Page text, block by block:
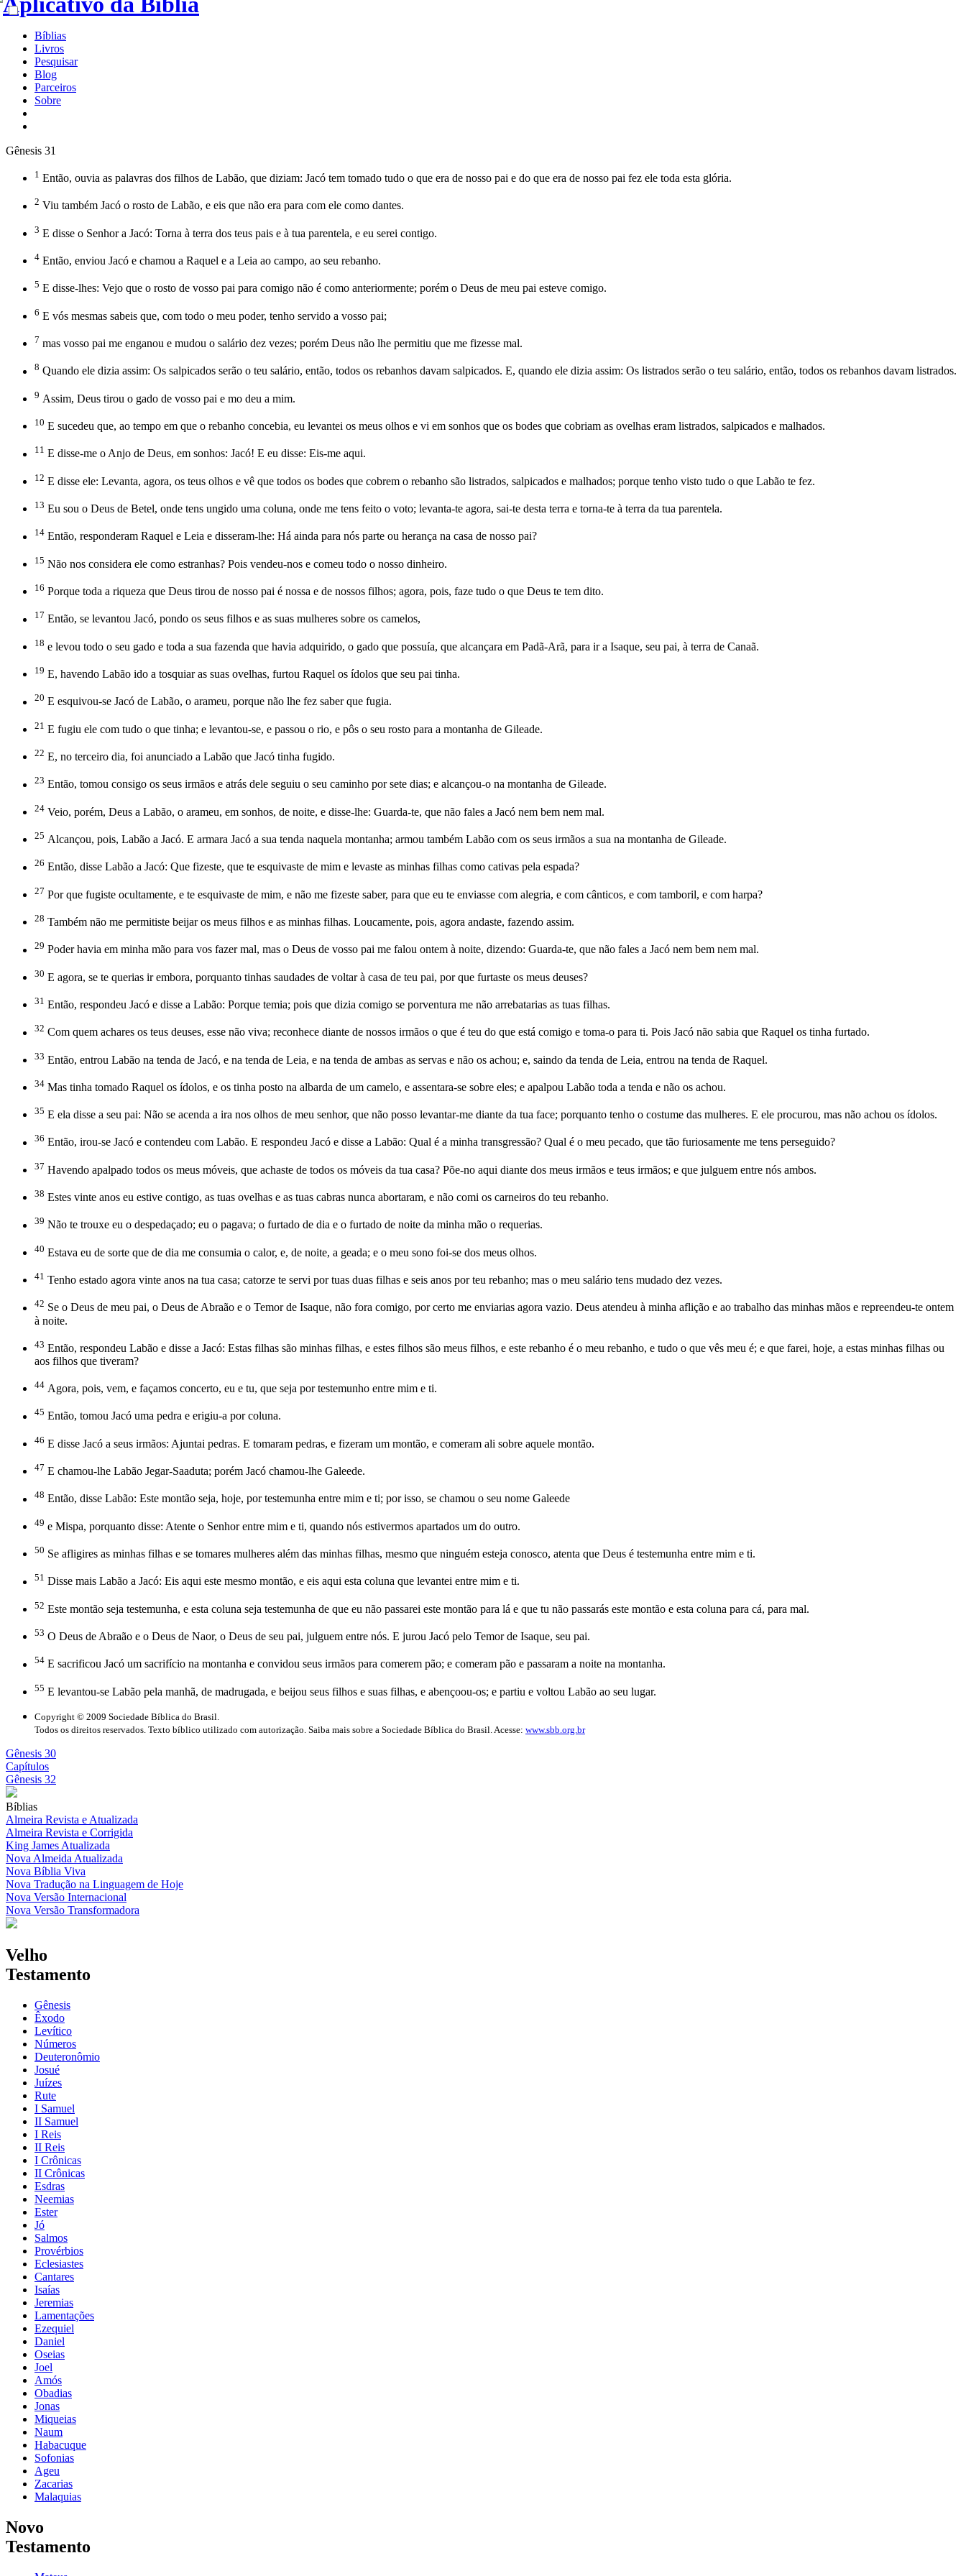
Bíblias
Livros
Pesquisar
Blog
Parceiros
Sobre
Gênesis 31
1 Então, ouvia as palavras dos filhos de Labão, que diziam: Jacó tem tomado tudo o que era de nosso pai e do que era de nosso pai fez ele toda esta glória.
2 Viu também Jacó o rosto de Labão, e eis que não era para com ele como dantes.
3 E disse o Senhor a Jacó: Torna à terra dos teus pais e à tua parentela, e eu serei contigo.
4 Então, enviou Jacó e chamou a Raquel e a Leia ao campo, ao seu rebanho.
5 E disse-lhes: Vejo que o rosto de vosso pai para comigo não é como anteriormente; porém o Deus de meu pai esteve comigo.
6 E vós mesmas sabeis que, com todo o meu poder, tenho servido a vosso pai;
7 mas vosso pai me enganou e mudou o salário dez vezes; porém Deus não lhe permitiu que me fizesse mal.
8 Quando ele dizia assim: Os salpicados serão o teu salário, então, todos os rebanhos davam salpicados. E, quando ele dizia assim: Os listrados serão o teu salário, então, todos os rebanhos davam listrados.
9 Assim, Deus tirou o gado de vosso pai e mo deu a mim.
10 E sucedeu que, ao tempo em que o rebanho concebia, eu levantei os meus olhos e vi em sonhos que os bodes que cobriam as ovelhas eram listrados, salpicados e malhados.
11 E disse-me o Anjo de Deus, em sonhos: Jacó! E eu disse: Eis-me aqui.
12 E disse ele: Levanta, agora, os teus olhos e vê que todos os bodes que cobrem o rebanho são listrados, salpicados e malhados; porque tenho visto tudo o que Labão te fez.
13 Eu sou o Deus de Betel, onde tens ungido uma coluna, onde me tens feito o voto; levanta-te agora, sai-te desta terra e torna-te à terra da tua parentela.
14 Então, responderam Raquel e Leia e disseram-lhe: Há ainda para nós parte ou herança na casa de nosso pai?
15 Não nos considera ele como estranhas? Pois vendeu-nos e comeu todo o nosso dinheiro.
16 Porque toda a riqueza que Deus tirou de nosso pai é nossa e de nossos filhos; agora, pois, faze tudo o que Deus te tem dito.
17 Então, se levantou Jacó, pondo os seus filhos e as suas mulheres sobre os camelos,
18 e levou todo o seu gado e toda a sua fazenda que havia adquirido, o gado que possuía, que alcançara em Padã-Arã, para ir a Isaque, seu pai, à terra de Canaã.
19 E, havendo Labão ido a tosquiar as suas ovelhas, furtou Raquel os ídolos que seu pai tinha.
20 E esquivou-se Jacó de Labão, o arameu, porque não lhe fez saber que fugia.
21 E fugiu ele com tudo o que tinha; e levantou-se, e passou o rio, e pôs o seu rosto para a montanha de Gileade.
22 E, no terceiro dia, foi anunciado a Labão que Jacó tinha fugido.
23 Então, tomou consigo os seus irmãos e atrás dele seguiu o seu caminho por sete dias; e alcançou-o na montanha de Gileade.
24 Veio, porém, Deus a Labão, o arameu, em sonhos, de noite, e disse-lhe: Guarda-te, que não fales a Jacó nem bem nem mal.
25 Alcançou, pois, Labão a Jacó. E armara Jacó a sua tenda naquela montanha; armou também Labão com os seus irmãos a sua na montanha de Gileade.
26 Então, disse Labão a Jacó: Que fizeste, que te esquivaste de mim e levaste as minhas filhas como cativas pela espada?
27 Por que fugiste ocultamente, e te esquivaste de mim, e não me fizeste saber, para que eu te enviasse com alegria, e com cânticos, e com tamboril, e com harpa?
28 Também não me permitiste beijar os meus filhos e as minhas filhas. Loucamente, pois, agora andaste, fazendo assim.
29 Poder havia em minha mão para vos fazer mal, mas o Deus de vosso pai me falou ontem à noite, dizendo: Guarda-te, que não fales a Jacó nem bem nem mal.
30 E agora, se te querias ir embora, porquanto tinhas saudades de voltar à casa de teu pai, por que furtaste os meus deuses?
31 Então, respondeu Jacó e disse a Labão: Porque temia; pois que dizia comigo se porventura me não arrebatarias as tuas filhas.
32 Com quem achares os teus deuses, esse não viva; reconhece diante de nossos irmãos o que é teu do que está comigo e toma-o para ti. Pois Jacó não sabia que Raquel os tinha furtado.
33 Então, entrou Labão na tenda de Jacó, e na tenda de Leia, e na tenda de ambas as servas e não os achou; e, saindo da tenda de Leia, entrou na tenda de Raquel.
34 Mas tinha tomado Raquel os ídolos, e os tinha posto na albarda de um camelo, e assentara-se sobre eles; e apalpou Labão toda a tenda e não os achou.
35 E ela disse a seu pai: Não se acenda a ira nos olhos de meu senhor, que não posso levantar-me diante da tua face; porquanto tenho o costume das mulheres. E ele procurou, mas não achou os ídolos.
36 Então, irou-se Jacó e contendeu com Labão. E respondeu Jacó e disse a Labão: Qual é a minha transgressão? Qual é o meu pecado, que tão furiosamente me tens perseguido?
37 Havendo apalpado todos os meus móveis, que achaste de todos os móveis da tua casa? Põe-no aqui diante dos meus irmãos e teus irmãos; e que julguem entre nós ambos.
38 Estes vinte anos eu estive contigo, as tuas ovelhas e as tuas cabras nunca abortaram, e não comi os carneiros do teu rebanho.
39 Não te trouxe eu o despedaçado; eu o pagava; o furtado de dia e o furtado de noite da minha mão o requerias.
40 Estava eu de sorte que de dia me consumia o calor, e, de noite, a geada; e o meu sono foi-se dos meus olhos.
41 Tenho estado agora vinte anos na tua casa; catorze te servi por tuas duas filhas e seis anos por teu rebanho; mas o meu salário tens mudado dez vezes.
42 Se o Deus de meu pai, o Deus de Abraão e o Temor de Isaque, não fora comigo, por certo me enviarias agora vazio. Deus atendeu à minha aflição e ao trabalho das minhas mãos e repreendeu-te ontem
à noite.
43 Então, respondeu Labão e disse a Jacó: Estas filhas são minhas filhas, e estes filhos são meus filhos, e este rebanho é o meu rebanho, e tudo o que vês meu é; e que farei, hoje, a estas minhas filhas ou
aos filhos que tiveram?
44 Agora, pois, vem, e façamos concerto, eu e tu, que seja por testemunho entre mim e ti.
45 Então, tomou Jacó uma pedra e erigiu-a por coluna.
46 E disse Jacó a seus irmãos: Ajuntai pedras. E tomaram pedras, e fizeram um montão, e comeram ali sobre aquele montão.
47 E chamou-lhe Labão Jegar-Saaduta; porém Jacó chamou-lhe Galeede.
48 Então, disse Labão: Este montão seja, hoje, por testemunha entre mim e ti; por isso, se chamou o seu nome Galeede
49 e Mispa, porquanto disse: Atente o Senhor entre mim e ti, quando nós estivermos apartados um do outro.
50 Se afligires as minhas filhas e se tomares mulheres além das minhas filhas, mesmo que ninguém esteja conosco, atenta que Deus é testemunha entre mim e ti.
51 Disse mais Labão a Jacó: Eis aqui este mesmo montão, e eis aqui esta coluna que levantei entre mim e ti.
52 Este montão seja testemunha, e esta coluna seja testemunha de que eu não passarei este montão para lá e que tu não passarás este montão e esta coluna para cá, para mal.
53 O Deus de Abraão e o Deus de Naor, o Deus de seu pai, julguem entre nós. E jurou Jacó pelo Temor de Isaque, seu pai.
54 E sacrificou Jacó um sacrifício na montanha e convidou seus irmãos para comerem pão; e comeram pão e passaram a noite na montanha.
55 E levantou-se Labão pela manhã, de madrugada, e beijou seus filhos e suas filhas, e abençoou-os; e partiu e voltou Labão ao seu lugar.
Copyright © 2009 Sociedade Bíblica do Brasil.
Todos os direitos reservados. Texto bíblico utilizado com autorização. Saiba mais sobre a Sociedade Bíblica do Brasil. Acesse: www.sbb.org.br
Gênesis 30
Capítulos
Gênesis 32
Bíblias
Almeira Revista e Atualizada
Almeira Revista e Corrigida
King James Atualizada
Nova Almeida Atualizada
Nova Bíblia Viva
Nova Tradução na Linguagem de Hoje
Nova Versão Internacional
Nova Versão Transformadora
Velho
Testamento
Gênesis
Êxodo
Levítico
Números
Deuteronômio
Josué
Juízes
Rute
I Samuel
II Samuel
I Reis
II Reis
I Crônicas
II Crônicas
Esdras
Neemias
Ester
Jó
Salmos
Provérbios
Eclesiastes
Cantares
Isaías
Jeremias
Lamentações
Ezequiel
Daniel
Oseias
Joel
Amós
Obadias
Jonas
Miqueias
Naum
Habacuque
Sofonias
Ageu
Zacarias
Malaquias
Novo
Testamento